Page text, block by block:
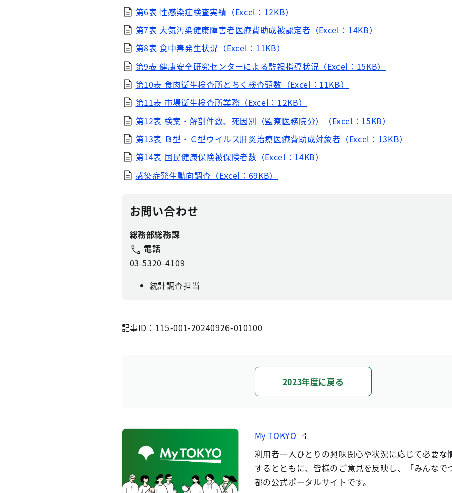
第6表 性感染症検査実績（Excel：12KB）
第7表 大気汚染健康障害者医療費助成被認定者（Excel：14KB）
第8表 食中毒発生状況（Excel：11KB）
第9表 健康安全研究センターによる監視指導状況（Excel：15KB）
第10表 食肉衛生検査所とちく検査頭数（Excel：11KB）
第11表 市場衛生検査所業務（Excel：12KB）
第12表 検案・解剖件数、死因別（監察医務院分）（Excel：15KB）
第13表 Ｂ型・Ｃ型ウイルス肝炎治療医療費助成対象者（Excel：13KB）
第14表 国民健康保険被保険者数（Excel：14KB）
感染症発生動向調査（Excel：69KB）
お問い合わせ
総務部総務課
電話
03-5320-4109
統計調査担当
記事ID：115-001-20240926-010100
2023年度に戻る
My TOKYO
利用者一人ひとりの興味関心や状況に応じて必要な
するとともに、皆様のご意見を反映し、「みんなで
都の公式ポータルサイトです。